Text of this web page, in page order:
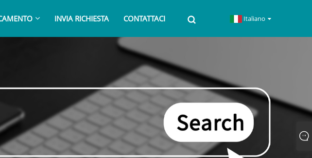
INVIA RICHIESTA CONTATTACI Italiano